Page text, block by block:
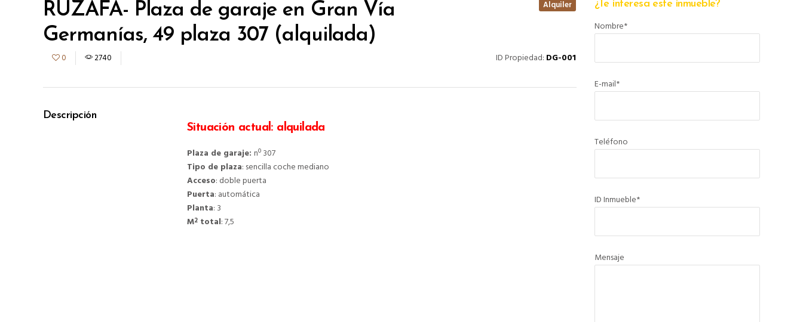
RUZAFA- Plaza de garaje en Gran Vía
Germanías, 49 plaza 307 (alquilada)
Alquiler
0 2740 ID Propiedad: DG-001
Descripción
Situación actual: alquilada
Plaza de garaje: nº 307
Tipo de plaza: sencilla coche mediano
Acceso: doble puerta
Puerta: automática
Planta: 3
M2 total: 7,5
¿Te interesa este inmueble?
Nombre*
E-mail*
Teléfono
ID Inmueble*
Mensaje